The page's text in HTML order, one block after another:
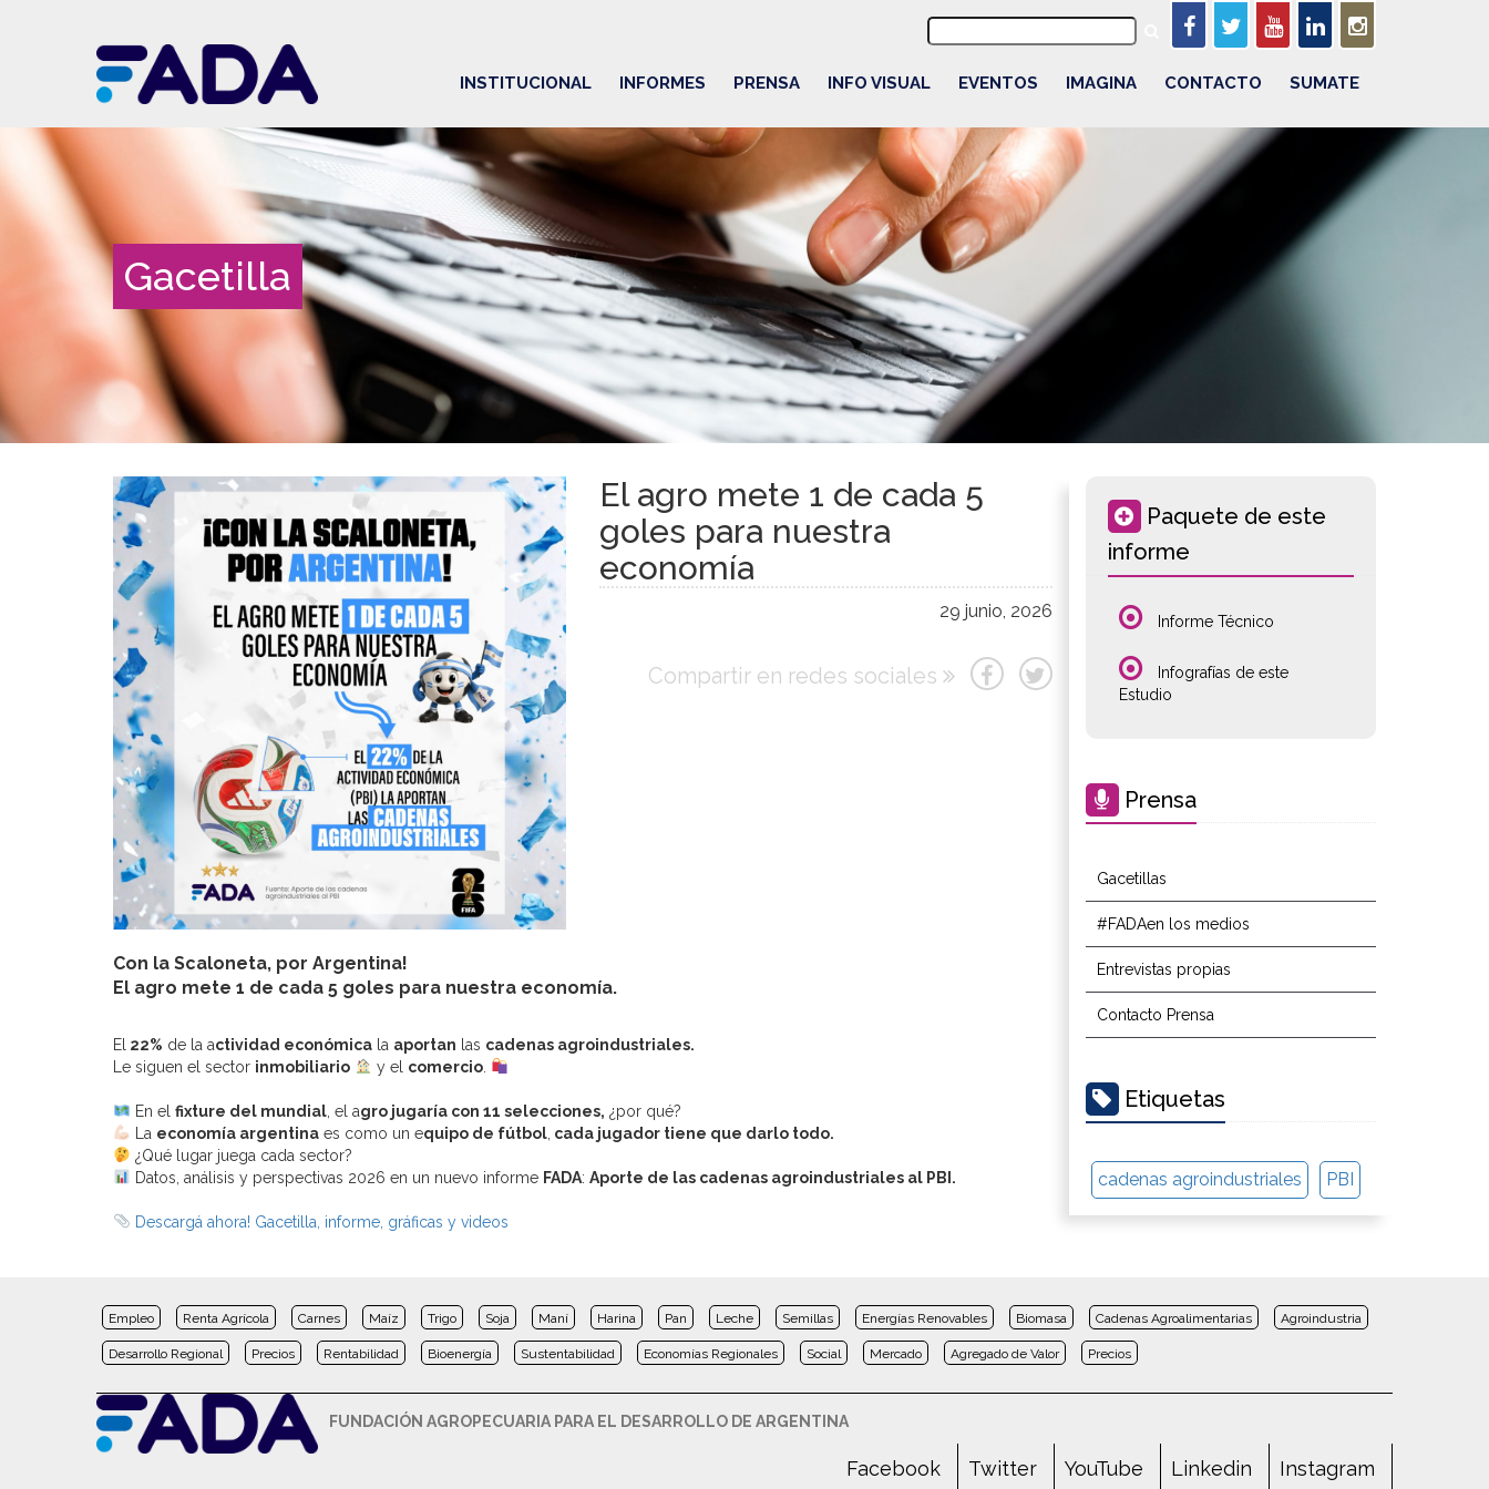
Buscar:
INSTITUCIONAL INFORMES PRENSA INFO VISUAL EVENTOS IMAGINA CONTACTO SUMATE
Gacetilla
El agro mete 1 de cada 5
goles para nuestra
economía
29 junio, 2026
Compartir en redes sociales
Con la Scaloneta, por Argentina!
El agro mete 1 de cada 5 goles para nuestra economía.
El 22% de la actividad económica la aportan las cadenas agroindustriales.
Le siguen el sector inmobiliario y el comercio.
En el fixture del mundial, el agro jugaría con 11 selecciones, ¿por qué?
La economía argentinaes como un equipo de fútbol, cada jugador tiene que darlo todo.
¿Qué lugar juega cada sector?
Datos, análisis y perspectivas 2026 en un nuevo informe FADA: Aporte de las cadenas agroindustriales al PBI.
Descargá ahora! Gacetilla, informe, gráficas y videos
Paquete de este
informe
Informe Técnico
Infografías de este
Estudio
Prensa
Gacetillas
#FADAen los medios
Entrevistas propias
Contacto Prensa
Etiquetas
cadenas agroindustriales PBI
Empleo Renta Agrícola Carnes Maíz Trigo Soja Maní Harina Pan Leche Semillas Energías Renovables Biomasa Cadenas Agroalimentarias Agroindustria
Desarrollo Regional Precios Rentabilidad Bioenergía Sustentabilidad Economías Regionales Social Mercado Agregado de Valor Precios
FUNDACIÓN AGROPECUARIA PARA EL DESARROLLO DE ARGENTINA
Facebook Twitter YouTube Linkedin Instagram